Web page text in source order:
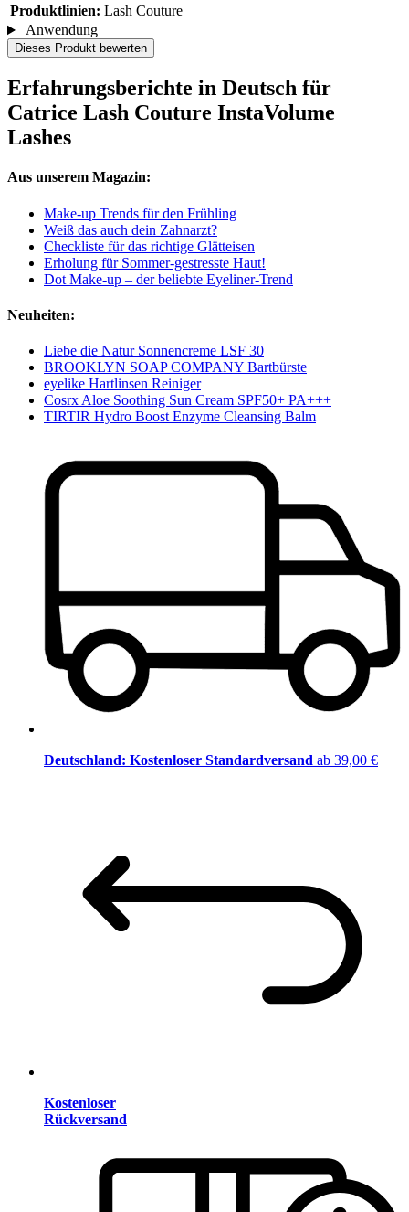
Produktlinien: Lash Couture
Anwendung
Dieses Produkt bewerten
Erfahrungsberichte in Deutsch für
Catrice Lash Couture InstaVolume
Lashes
Aus unserem Magazin:
Make-up Trends für den Frühling
Weiß das auch dein Zahnarzt?
Checkliste für das richtige Glätteisen
Erholung für Sommer-gestresste Haut!
Dot Make-up – der beliebte Eyeliner-Trend
Neuheiten:
Liebe die Natur Sonnencreme LSF 30
BROOKLYN SOAP COMPANY Bartbürste
eyelike Hartlinsen Reiniger
Cosrx Aloe Soothing Sun Cream SPF50+ PA+++
TIRTIR Hydro Boost Enzyme Cleansing Balm
Deutschland: Kostenloser Standardversand ab 39,00 €
Kostenloser
Rückversand